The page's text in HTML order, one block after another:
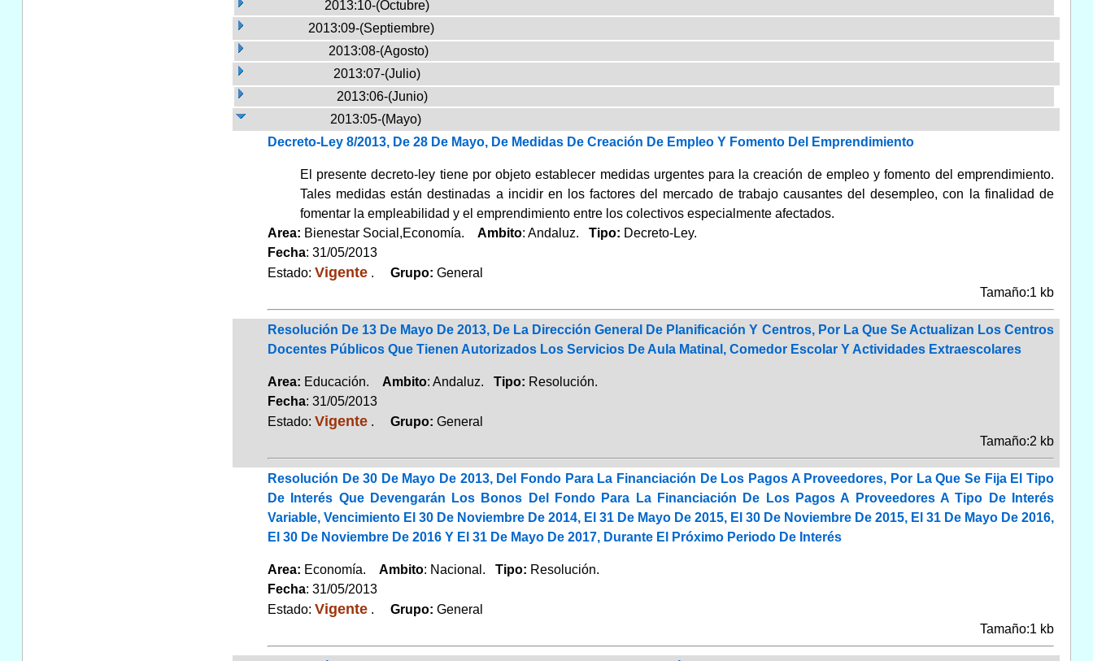
2013:10-(Octubre)
2013:09-(Septiembre)
2013:08-(Agosto)
2013:07-(Julio)
2013:06-(Junio)
2013:05-(Mayo)
Decreto-Ley 8/2013, De 28 De Mayo, De Medidas De Creación De Empleo Y Fomento Del Emprendimiento
El presente decreto-ley tiene por objeto establecer medidas urgentes para la creación de empleo y fomento del emprendimiento.
Tales medidas están destinadas a incidir en los factores del mercado de trabajo causantes del desempleo, con la finalidad de
fomentar la empleabilidad y el emprendimiento entre los colectivos especialmente afectados.
Area: Bienestar Social,Economía. Ambito: Andaluz. Tipo: Decreto-Ley.
Fecha: 31/05/2013
Estado: Vigente. Grupo: General
Tamaño:1 kb
Resolución De 13 De Mayo De 2013, De La Dirección General De Planificación Y Centros, Por La Que Se Actualizan Los Centros
Docentes Públicos Que Tienen Autorizados Los Servicios De Aula Matinal, Comedor Escolar Y Actividades Extraescolares
Area: Educación. Ambito: Andaluz. Tipo: Resolución.
Fecha: 31/05/2013
Estado: Vigente. Grupo: General
Tamaño:2 kb
Resolución De 30 De Mayo De 2013, Del Fondo Para La Financiación De Los Pagos A Proveedores, Por La Que Se Fija El Tipo
De Interés Que Devengarán Los Bonos Del Fondo Para La Financiación De Los Pagos A Proveedores A Tipo De Interés
Variable, Vencimiento El 30 De Noviembre De 2014, El 31 De Mayo De 2015, El 30 De Noviembre De 2015, El 31 De Mayo De 2016,
El 30 De Noviembre De 2016 Y El 31 De Mayo De 2017, Durante El Próximo Periodo De Interés
Area: Economía. Ambito: Nacional. Tipo: Resolución.
Fecha: 31/05/2013
Estado: Vigente. Grupo: General
Tamaño:1 kb